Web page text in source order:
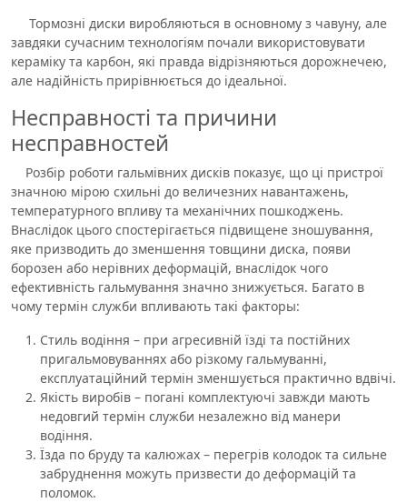
Тормозні диски виробляються в основному з чавуну, але
завдяки сучасним технологіям почали використовувати
кераміку та карбон, які правда відрізняються дорожнечею,
але надійність прирівнюється до ідеальної.
Несправності та причини
несправностей
Розбір роботи гальмівних дисків показує, що ці пристрої
значною мірою схильні до величезних навантажень,
температурного впливу та механічних пошкоджень.
Внаслідок цього спостерігається підвищене зношування,
яке призводить до зменшення товщини диска, появи
борозен або нерівних деформацій, внаслідок чого
ефективність гальмування значно знижується. Багато в
чому термін служби впливають такі факторы:
Стиль водіння – при агресивній їзді та постійних
пригальмовуваннях або різкому гальмуванні,
експлуатаційний термін зменшується практично вдвічі.
Якість виробів – погані комплектуючі завжди мають
недовгий термін служби незалежно від манери
водіння.
Їзда по бруду та калюжах – перегрів колодок та сильне
забруднення можуть призвести до деформацій та
поломок.